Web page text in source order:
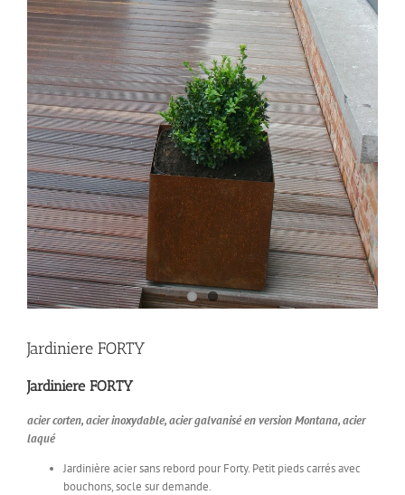
Jardiniere FORTY
Jardiniere FORTY
acier corten, acier inoxydable, acier galvanisé en version Montana, acier
laqué
Jardinière acier sans rebord pour Forty. Petit pieds carrés avec
bouchons, socle sur demande.